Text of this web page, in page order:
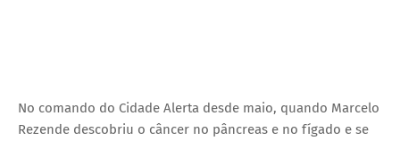
No comando do Cidade Alerta desde maio, quando Marcelo
Rezende descobriu o câncer no pâncreas e no fígado e se